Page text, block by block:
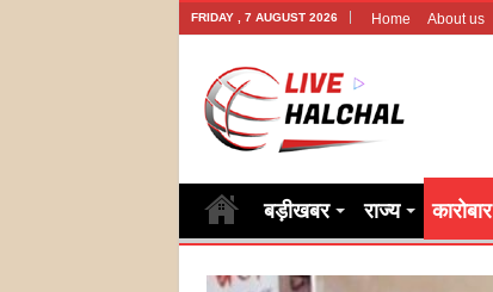
FRIDAY , 7 AUGUST 2026 Home About us
बड़ीखबर राज्य कारोबार